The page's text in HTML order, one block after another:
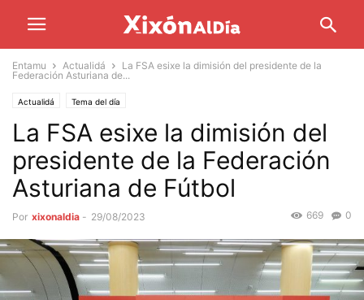
Entamu Actualidá
La FSA esixe la dimisión del presidente de la
Federación Asturiana de...
Actualidá Tema del día
La FSA esixe la dimisión del
presidente de la Federación
Asturiana de Fútbol
Por xixonaldia - 29/08/2023 0
669